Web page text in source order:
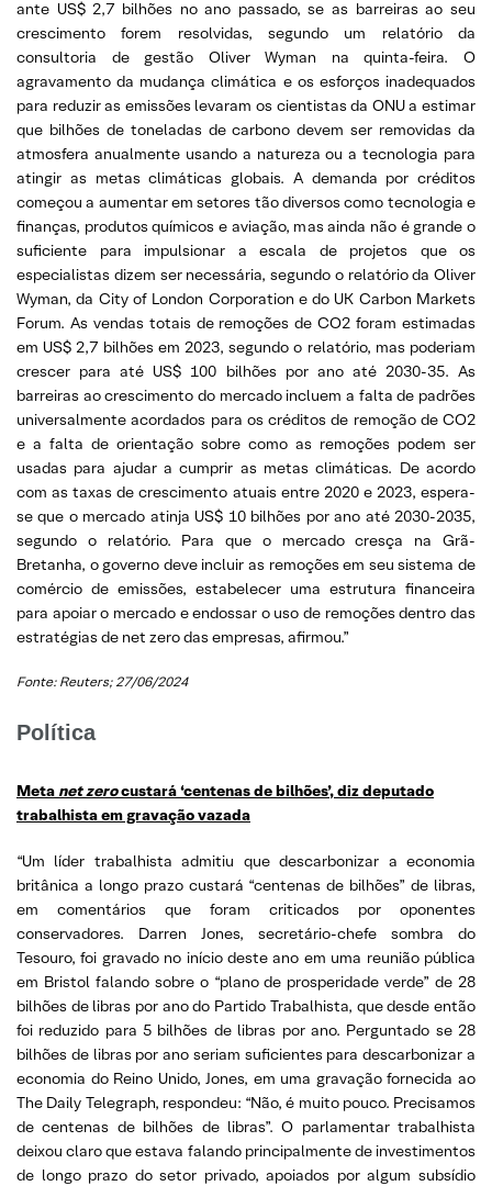
ante US$ 2,7 bilhões no ano passado, se as barreiras ao seu
crescimento forem resolvidas, segundo um relatório da
consultoria de gestão Oliver Wyman na quinta-feira. O
agravamento da mudança climática e os esforços inadequados
para reduzir as emissões levaram os cientistas da ONU a estimar
que bilhões de toneladas de carbono devem ser removidas da
atmosfera anualmente usando a natureza ou a tecnologia para
atingir as metas climáticas globais. A demanda por créditos
começou a aumentar em setores tão diversos como tecnologia e
finanças, produtos químicos e aviação, mas ainda não é grande o
suficiente para impulsionar a escala de projetos que os
especialistas dizem ser necessária, segundo o relatório da Oliver
Wyman, da City of London Corporation e do UK Carbon Markets
Forum. As vendas totais de remoções de CO2 foram estimadas
em US$ 2,7 bilhões em 2023, segundo o relatório, mas poderiam
crescer para até US$ 100 bilhões por ano até 2030-35. As
barreiras ao crescimento do mercado incluem a falta de padrões
universalmente acordados para os créditos de remoção de CO2
e a falta de orientação sobre como as remoções podem ser
usadas para ajudar a cumprir as metas climáticas. De acordo
com as taxas de crescimento atuais entre 2020 e 2023, espera-
se que o mercado atinja US$ 10 bilhões por ano até 2030-2035,
segundo o relatório. Para que o mercado cresça na Grã-
Bretanha, o governo deve incluir as remoções em seu sistema de
comércio de emissões, estabelecer uma estrutura financeira
para apoiar o mercado e endossar o uso de remoções dentro das
estratégias de net zero das empresas, afirmou.”
Fonte: Reuters; 27/06/2024
Política
Meta net zerocustará ‘centenas de bilhões’, diz deputado
trabalhista em gravação vazada
“Um líder trabalhista admitiu que descarbonizar a economia
britânica a longo prazo custará “centenas de bilhões” de libras,
em comentários que foram criticados por oponentes
conservadores. Darren Jones, secretário-chefe sombra do
Tesouro, foi gravado no início deste ano em uma reunião pública
em Bristol falando sobre o “plano de prosperidade verde” de 28
bilhões de libras por ano do Partido Trabalhista, que desde então
foi reduzido para 5 bilhões de libras por ano. Perguntado se 28
bilhões de libras por ano seriam suficientes para descarbonizar a
economia do Reino Unido, Jones, em uma gravação fornecida ao
The Daily Telegraph, respondeu: “Não, é muito pouco. Precisamos
de centenas de bilhões de libras”. O parlamentar trabalhista
deixou claro que estava falando principalmente de investimentos
de longo prazo do setor privado, apoiados por algum subsídio